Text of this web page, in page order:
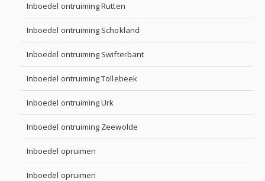
Inboedel ontruiming Rutten
Inboedel ontruiming Schokland
Inboedel ontruiming Swifterbant
Inboedel ontruiming Tollebeek
Inboedel ontruiming Urk
Inboedel ontruiming Zeewolde
Inboedel opruimen
Inboedel opruimen